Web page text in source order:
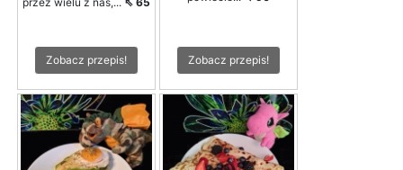
Zobacz przepis! Zobacz przepis!